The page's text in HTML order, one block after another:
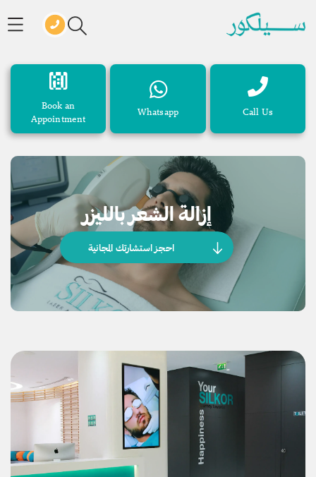
Call Us
Whatsapp
Book an
Appointment
إزالة الشعر بالليزر
احجز استشارتك المجانية